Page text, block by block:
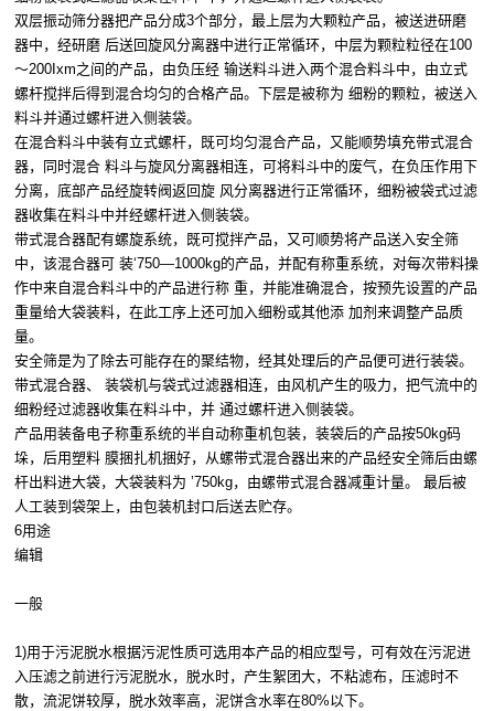
双层振动筛分器把产品分成3个部分，最上层为大颗粒产品，被送进研磨
器中，经研磨 后送回旋风分离器中进行正常循环，中层为颗粒粒径在100
～200Ixm之间的产品，由负压经 输送料斗进入两个混合料斗中，由立式
螺杆搅拌后得到混合均匀的合格产品。下层是被称为 细粉的颗粒，被送入
料斗并通过螺杆进入侧装袋。
在混合料斗中装有立式螺杆，既可均匀混合产品，又能顺势填充带式混合
器，同时混合 料斗与旋风分离器相连，可将料斗中的废气，在负压作用下
分离，底部产品经旋转阀返回旋 风分离器进行正常循环，细粉被袋式过滤
器收集在料斗中并经螺杆进入侧装袋。
带式混合器配有螺旋系统，既可搅拌产品，又可顺势将产品送入安全筛
中，该混合器可 装‘750—1000kg的产品，并配有称重系统，对每次带料操
作中来自混合料斗中的产品进行称 重，并能准确混合，按预先设置的产品
重量给大袋装料，在此工序上还可加入细粉或其他添 加剂来调整产品质
量。
安全筛是为了除去可能存在的聚结物，经其处理后的产品便可进行装袋。
带式混合器、 装袋机与袋式过滤器相连，由风机产生的吸力，把气流中的
细粉经过滤器收集在料斗中，并 通过螺杆进入侧装袋。
产品用装备电子称重系统的半自动称重机包装，装袋后的产品按50kg码
垛，后用塑料 膜捆扎机捆好，从螺带式混合器出来的产品经安全筛后由螺
杆出料进大袋，大袋装料为 ’750kg，由螺带式混合器减重计量。 最后被
人工装到袋架上，由包装机封口后送去贮存。
6用途
编辑
一般
1)用于污泥脱水根据污泥性质可选用本产品的相应型号，可有效在污泥进
入压滤之前进行污泥脱水，脱水时，产生絮团大，不粘滤布，压滤时不
散，流泥饼较厚，脱水效率高，泥饼含水率在80%以下。